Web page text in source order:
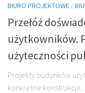
BIURO PROJEKTOWE /
Przełóż
użytkowników.
użyteczności
Projekty budynków
konkretne konstrukcje,